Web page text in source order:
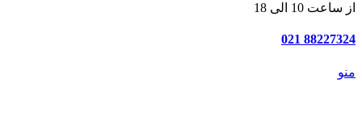
از ساعت 10 الی 18
88227324 021
منو